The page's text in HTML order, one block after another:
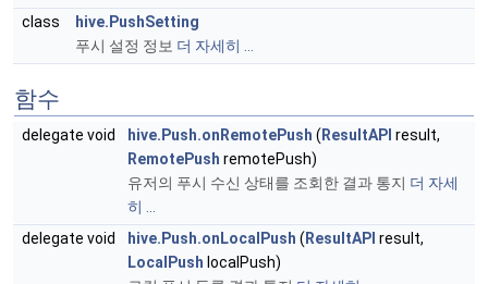
class
hive.PushSetting
푸시 설정 정보 더 자세히 ...
함수
delegate void hive.Push.onRemotePush (ResultAPI result,
RemotePush remotePush)
유저의 푸시 수신 상태를 조회한 결과 통지 더 자세
히 ...
delegate void
hive.Push.onLocalPush (ResultAPI result,
LocalPush localPush)